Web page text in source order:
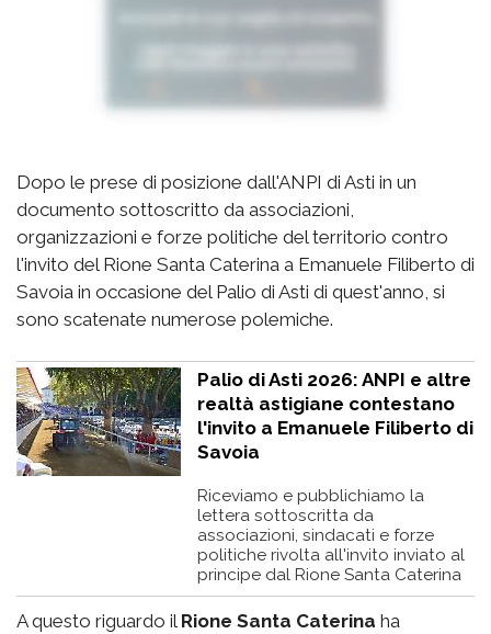
Dopo le prese di posizione dall'ANPI di Asti in un
documento sottoscritto da associazioni,
organizzazioni e forze politiche del territorio contro
l'invito del Rione Santa Caterina a Emanuele Filiberto di
Savoia in occasione del Palio di Asti di quest'anno, si
sono scatenate numerose polemiche.
Palio di Asti 2026: ANPI e altre
realtà astigiane contestano
l'invito a Emanuele Filiberto di
Savoia
Riceviamo e pubblichiamo la
lettera sottoscritta da
associazioni, sindacati e forze
politiche rivolta all'invito inviato al
principe dal Rione Santa Caterina
A questo riguardo il Rione Santa Caterina ha